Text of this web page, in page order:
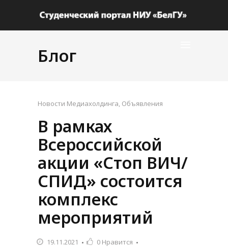
Блог
Новости Медиахолдинга, Объявления
В рамках
Всероссийской
акции «Стоп ВИЧ/
СПИД» состоится
комплекс
мероприятий
19.11.2021 0 Нравится